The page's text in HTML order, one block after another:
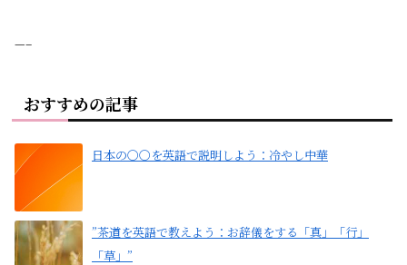
—–
おすすめの記事
日本の〇〇を英語で説明しよう：冷やし中華
”茶道を英語で教えよう：お辞儀をする「真」「行」
「草」”